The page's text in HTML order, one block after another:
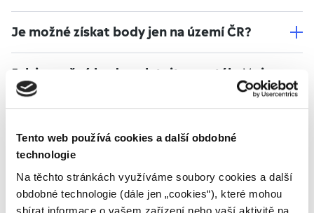
Tento web používá cookies a další obdobné
technologie
Na těchto stránkách využíváme soubory cookies a další
obdobné technologie (dále jen „cookies“), které mohou
sbírat informace o vašem zařízení nebo vaší aktivitě na
Je možné získat body jen na území ČR?
Jak je možné body uplatnit v portálu Moje
Yello?
Zálohy.
Kdy začnu platit zálohy u Yello?